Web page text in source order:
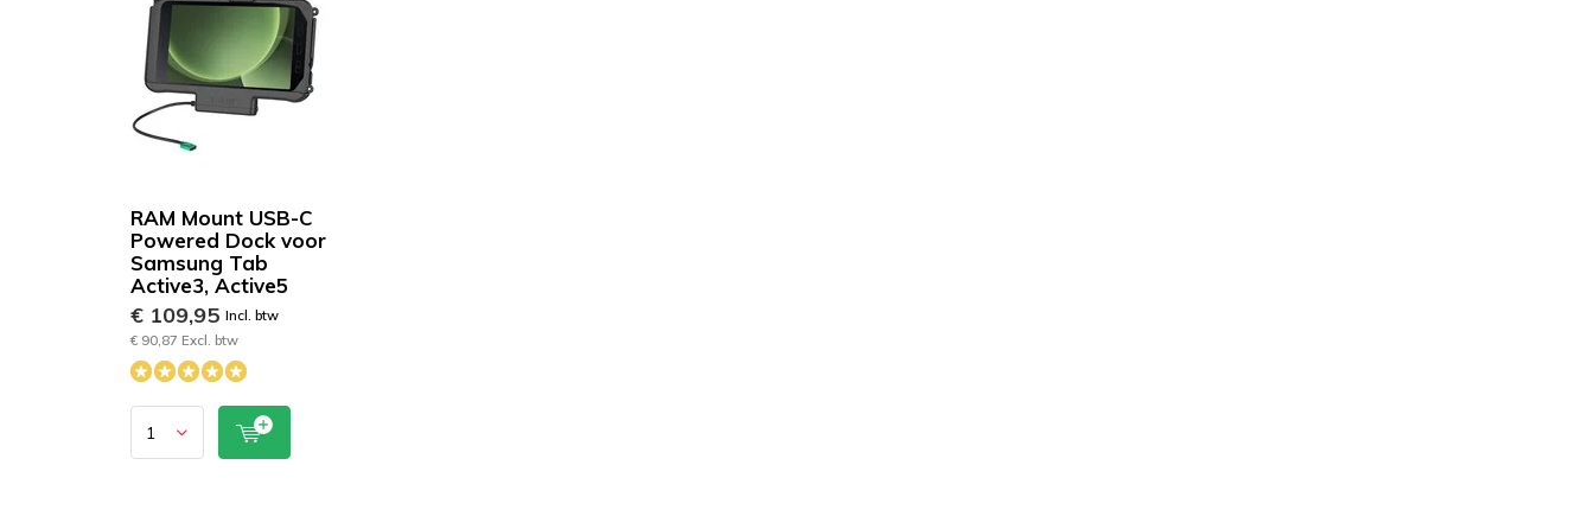
RAM Mount USB-C
Powered Dock voor
Samsung Tab
Active3, Active5
€ 109,95 Incl. btw
€ 90,87 Excl. btw